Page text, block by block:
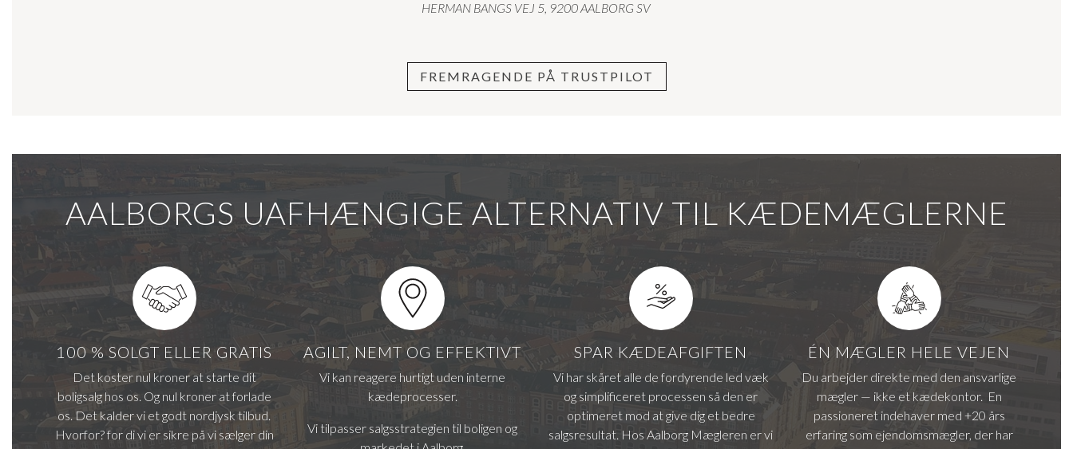
HERMAN BANGS VEJ 5, 9200 AALBORG SV
FREMRAGENDE PÅ TRUSTPILOT
AALBORGS UAFHÆNGIGE ALTERNATIV TIL KÆDEMÆGLERNE
100 % SOLGT ELLER GRATIS
Det koster nul kroner at starte dit
boligsalg hos os. Og nul kroner at forlade
os. Det kalder vi et godt nordjysk tilbud.
Hvorfor? for di vi er sikre på vi sælger din
AGILT, NEMT OG EFFEKTIVT
Vi kan reagere hurtigt uden interne
kædeprocesser.
Vi tilpasser salgsstrategien til boligen og
SPAR KÆDEAFGIFTEN
Vi har skåret alle de fordyrende led væk
og simplificeret processen så den er
optimeret mod at give dig et bedre
salgsresultat. Hos Aalborg Mægleren er vi
ÉN MÆGLER HELE VEJEN
Du arbejder direkte med den ansvarlige
mægler — ikke et kædekontor. En
passioneret indehaver med +20 års
erfaring som ejendomsmægler, der har